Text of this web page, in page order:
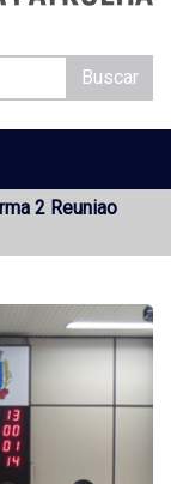
Buscar
2 Reuniao